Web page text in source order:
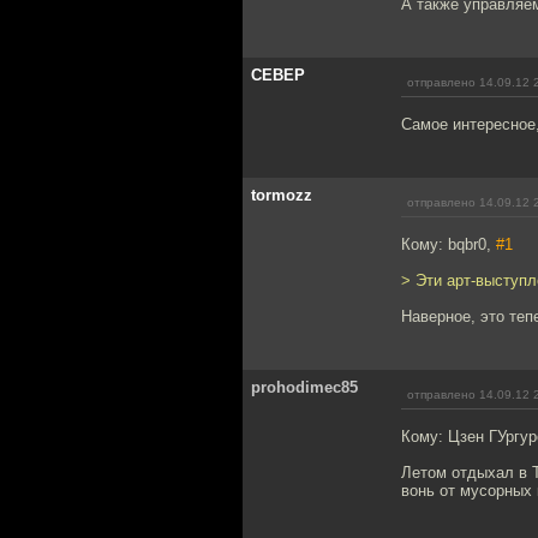
А также
CEBEP отправлено 14.09.12
Самое
tormozz отправлено 14.09.12
Кому: bqbr0, #1
> Эти арт-
Наверное, это
prohodimec85 отправлено 14.09.12
Кому: Цзен
Летом отдыхал в
вонь от мусорных